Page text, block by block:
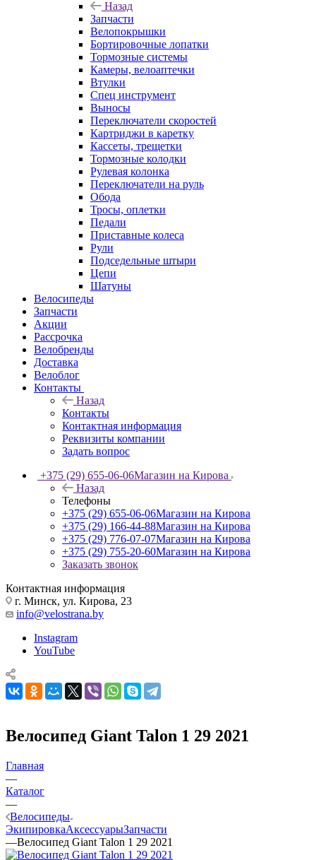
Назад
Запчасти
Велопокрышки
Бортировочные лопатки
Тормозные системы
Камеры, велоаптечки
Втулки
Спец инструмент
Выносы
Переключатели скоростей
Картриджи в каретку
Кассеты, трещетки
Тормозные колодки
Рулевая колонка
Переключатели на руль
Обода
Тросы, оплетки
Педали
Приставные колеса
Рули
Подседельные штыри
Цепи
Шатуны
Велосипеды
Запчасти
Акции
Рассрочка
Велобренды
Доставка
Велоблог
Контакты
Назад
Контакты
Контактная информация
Реквизиты компании
Задать вопрос
+375 (29) 655-06-06Магазин на Кирова
Назад
Телефоны
+375 (29) 655-06-06Магазин на Кирова
+375 (29) 166-44-88Магазин на Кирова
+375 (29) 776-07-07Магазин на Кирова
+375 (29) 755-20-60Магазин на Кирова
Заказать звонок
Контактная информация
г. Минск, ул. Кирова, 23
info@velostrana.by
Instagram
YouTube
Велосипед Giant Talon 1 29 2021
Главная
—
Каталог
—
Велосипеды
ЭкипировкаАксессуарыЗапчасти
—Велосипед Giant Talon 1 29 2021